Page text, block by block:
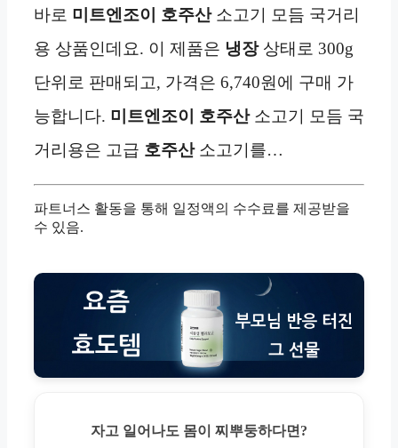
바로 미트엔조이 호주산소고기 모듬 국거리
용 상품인데요. 이 제품은 냉장상태로 300g
단위로 판매되고, 가격은 6,740원에 구매 가
능합니다. 미트엔조이 호주산소고기 모듬 국
거리용은 고급 호주산소고기를…
파트너스 활동을 통해 일정액의 수수료를 제공받을
수 있음.
자고 일어나도 몸이 찌뿌둥하다면?